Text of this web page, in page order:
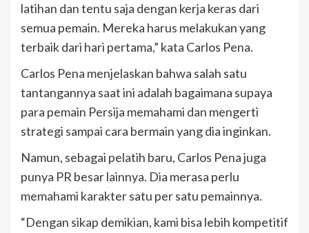
latihan dan tentu saja dengan kerja keras dari
semua pemain. Mereka harus melakukan yang
terbaik dari hari pertama,” kata Carlos Pena.
Carlos Pena menjelaskan bahwa salah satu
tantangannya saat ini adalah bagaimana supaya
para pemain Persija memahami dan mengerti
strategi sampai cara bermain yang dia inginkan.
Namun, sebagai pelatih baru, Carlos Pena juga
punya PR besar lainnya. Dia merasa perlu
memahami karakter satu per satu pemainnya.
“Dengan sikap demikian, kami bisa lebih kompetitif